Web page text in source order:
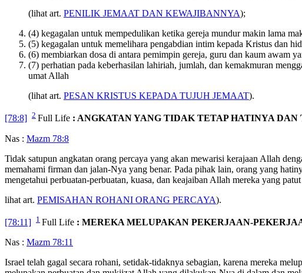
(lihat art. PENILIK JEMAAT DAN KEWAJIBANNYA);
(4) kegagalan untuk mempedulikan ketika gereja mundur makin lama
(5) kegagalan untuk memelihara pengabdian intim kepada Kristus dan
(6) membiarkan dosa di antara pemimpin gereja, guru dan kaum awam
(7) perhatian pada keberhasilan lahiriah, jumlah, dan kemakmuran
umat Allah
(lihat art. PESAN KRISTUS KEPADA TUJUH JEMAAT).
[78:8] 2 Full Life : ANGKATAN YANG TIDAK TETAP HATINYA
Nas : Mazm 78:8
Tidak satupun angkatan orang percaya yang akan mewarisi kerajaan Allah
memahami firman dan jalan-Nya yang benar. Pada pihak lain, orang yang
mengetahui perbuatan-perbuatan, kuasa, dan keajaiban Allah mereka yang
lihat art. PEMISAHAN ROHANI ORANG PERCAYA).
[78:11] 1 Full Life : MEREKA MELUPAKAN PEKERJAAN-
Nas : Mazm 78:11
Israel telah gagal secara rohani, setidak-tidaknya sebagian, karena mereka